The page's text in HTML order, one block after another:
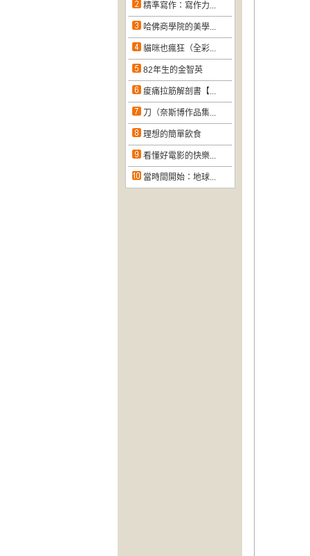
精準寫作：寫作力...
哈佛商學院的美學...
貓咪也瘋狂（全彩...
82年生的金智英
痠痛拉筋解剖書【...
刀（奈斯博作品集...
理想的簡單飲食
看懂好電影的快樂...
當時間開始：地球...